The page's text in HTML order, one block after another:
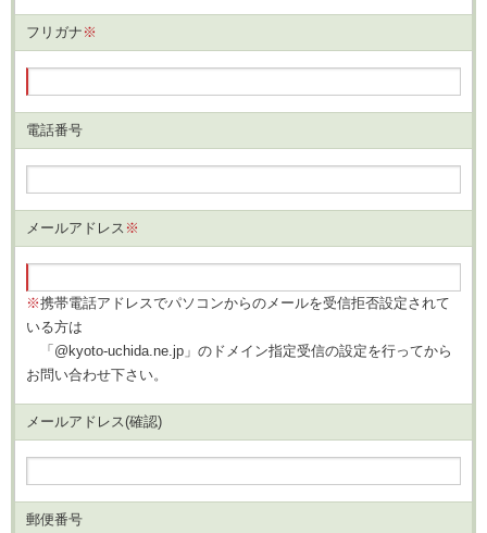
フリガナ ※
電話番号
メールアドレス ※
※携帯電話アドレスでパソコンからのメールを受信拒否設定されて
いる方は
「@kyoto-uchida.ne.jp」のドメイン指定受信の設定を行ってから
お問い合わせ下さい。
メールアドレス(確認)
郵便番号